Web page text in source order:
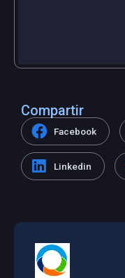
Compartir
Facebook
Linkedin